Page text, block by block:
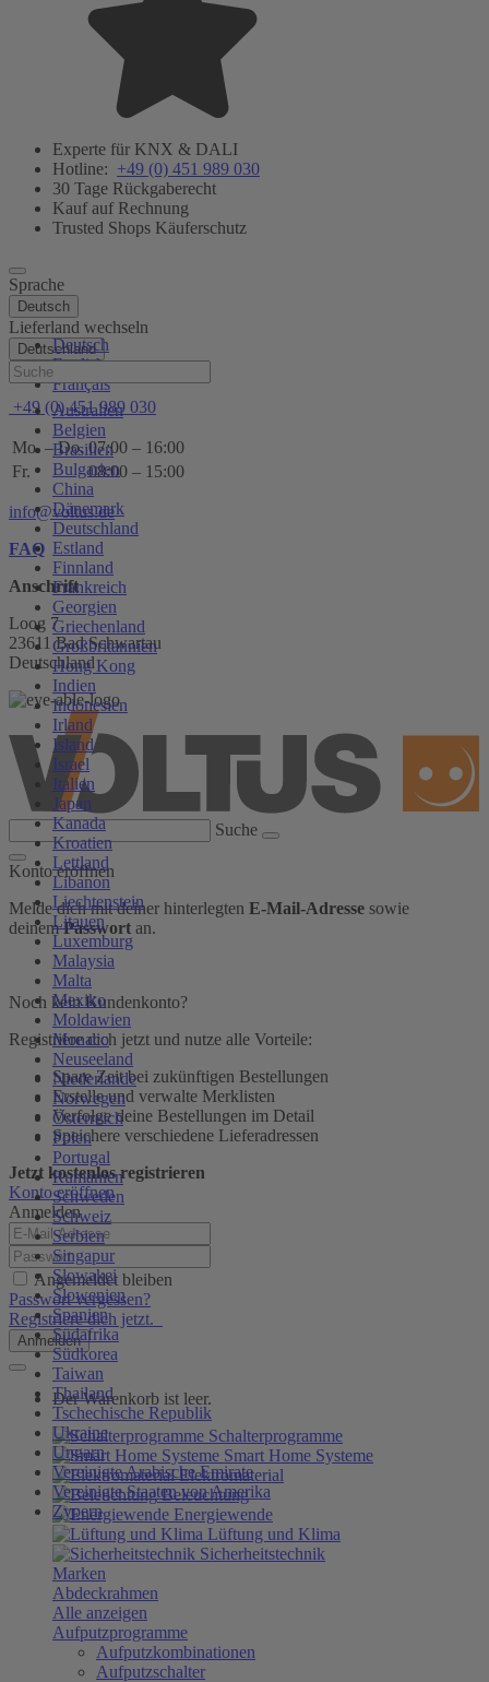
Experte für KNX & DALI
Hotline: +49 (0) 451 989 030
30 Tage Rückgaberecht
Kauf auf Rechnung
Trusted Shops Käuferschutz
Sprache
Deutsch
Deutsch
English
Français
Lieferland wechseln
Deutschland
Australien
Belgien
Brasilien
Bulgarien
China
Dänemark
Deutschland
Estland
Finnland
Frankreich
Georgien
Griechenland
Großbritannien
Hong Kong
Indien
Indonesien
Irland
Island
Israel
Italien
Japan
Kanada
Kroatien
Lettland
Libanon
Liechtenstein
Litauen
Luxemburg
Malaysia
Malta
Mexiko
Moldawien
Monaco
Neuseeland
Niederlande
Norwegen
Österreich
Polen
Portugal
Rumänien
Schweden
Schweiz
Serbien
Singapur
Slowakei
Slowenien
Spanien
Südafrika
Südkorea
Taiwan
Thailand
Tschechische Republik
Ukraine
Ungarn
Vereinigte Arabische Emirate
Vereinigte Staaten von Amerika
Zypern
Hilfe
+49 (0) 451 989 030
Mo. – Do. 07:00 – 16:00
Fr.
08:00 – 15:00
info@voltus.de
FAQ
Anschrift
Loog 7
23611 Bad Schwartau
Deutschland
Suche
Konto eröffnen
Melde dich mit deiner hinterlegten E-Mail-Adresse sowie
deinemPasswort an.
Noch kein Kundenkonto?
Registriere dich jetzt und nutze alle Vorteile:
Spare Zeit bei zukünftigen Bestellungen
Erstelle und verwalte Merklisten
Verfolge deine Bestellungen im Detail
Speichere verschiedene Lieferadressen
Jetzt kostenlos registrieren
Konto eröffnen
Anmelden
Angemeldet bleiben
Passwort vergessen?
Registriere dich jetzt.
Anmelden
Der Warenkorb ist leer.
Schalterprogramme
Smart Home Systeme
Elektromaterial
Beleuchtung
Energiewende
Lüftung und Klima
Sicherheitstechnik
Marken
Abdeckrahmen
Alle anzeigen
Aufputzprogramme
Aufputzkombinationen
Aufputzschalter